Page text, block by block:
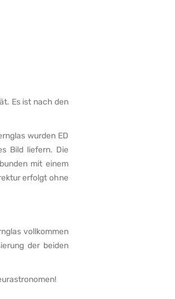
Es ist nach den
wurden ED
Bild liefern. Die
mit einem
erfolgt ohne
vollkommen
der beiden